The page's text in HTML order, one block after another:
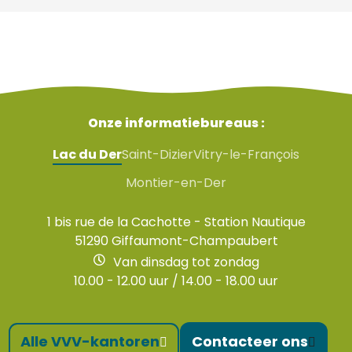
Onze informatiebureaus :
Lac du DerSaint-DizierVitry-le-François
Montier-en-Der
1 bis rue de la Cachotte - Station Nautique
51290 Giffaumont-Champaubert
Van dinsdag tot zondag
10.00 - 12.00 uur / 14.00 - 18.00 uur
Alle VVV-kantoren Contacteer ons